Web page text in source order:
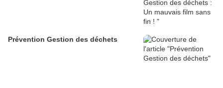
Prévention Gestion des déchets